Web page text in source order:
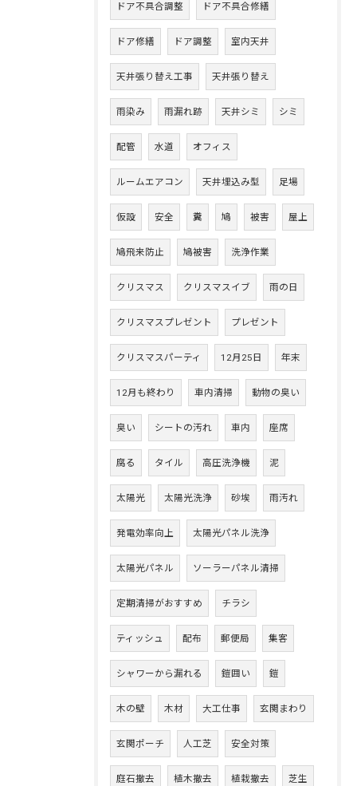
ドア不具合調整 ドア不具合修繕
ドア修繕 ドア調整 室内天井
天井張り替え工事 天井張り替え
雨染み 雨漏れ跡 天井シミ シミ
配管 水道 オフィス
ルームエアコン 天井埋込み型 足場
仮設 安全 糞 鳩 被害 屋上
鳩飛来防止 鳩被害 洗浄作業
クリスマス クリスマスイブ 雨の日
クリスマスプレゼント プレゼント
クリスマスパーティ 12月25日 年末
12月も終わり 車内清掃 動物の臭い
臭い シートの汚れ 車内 座席
腐る タイル 高圧洗浄機 泥
太陽光 太陽光洗浄 砂埃 雨汚れ
発電効率向上 太陽光パネル洗浄
太陽光パネル ソーラーパネル清掃
定期清掃がおすすめ チラシ
ティッシュ 配布 郵便局 集客
シャワーから漏れる 鎧囲い 鎧
木の壁 木材 大工仕事 玄関まわり
玄関ポーチ 人工芝 安全対策
庭石撤去 植木撤去 植栽撤去 芝生